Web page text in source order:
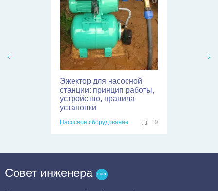
Эжектор для насосной
станции: принцип работы,
устройство, правила
установки
Насосное оборудование 19
Совет инженера